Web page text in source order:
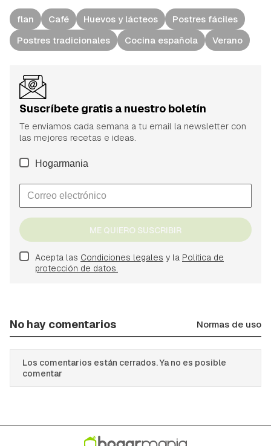
flan Café Huevos y lácteos
Postres fáciles
Postres tradicionales
Cocina española Verano
Suscríbete gratis a nuestro boletín
Te enviamos cada semana a tu email la newsletter con
las mejores recetas e ideas.
Hogarmania
ME QUIERO SUSCRIBIR
Acepta las Condiciones legales y la Política de
protección de datos.
No hay comentarios Normas de uso
Los comentarios están cerrados. Ya no es posible
comentar